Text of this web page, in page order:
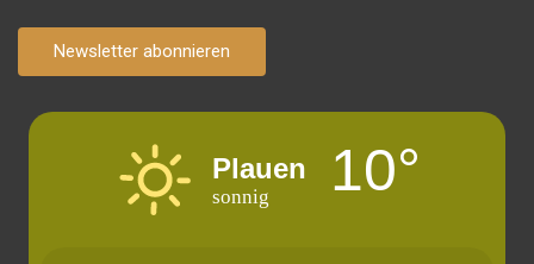
Newsletter abonnieren
Plauen
sonnig 10°